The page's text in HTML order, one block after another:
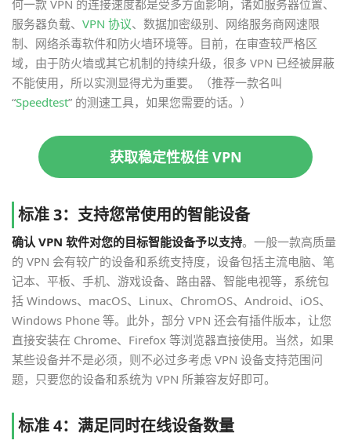
何一款 VPN 的连接速度都是受多方面影响，诸如服务器位置、
服务器负载、 VPN 协议、数据加密级别、网络服务商网速限
制、网络杀毒软件和防火墙环境等。目前，在审查较严格区
域，由于防火墙或其它机制的持续升级，很多 VPN 已经被屏蔽
不能使用，所以实测显得尤为重要。（推荐一款名叫
“Speedtest” 的测速工具，如果您需要的话。）
获取稳定性极佳 VPN
标准 3：支持您常使用的智能设备
确认 VPN 软件对您的目标智能设备予以支持。一般一款高质量
的 VPN 会有较广的设备和系统支持度，设备包括主流电脑、笔
记本、平板、手机、游戏设备、路由器、智能电视等，系统包
括 Windows、macOS、Linux、ChromOS、Android、iOS、
Windows Phone 等。此外，部分 VPN 还会有插件版本，让您
直接安装在 Chrome、Firefox 等浏览器直接使用。当然，如果
某些设备并不是必须，则不必过多考虑 VPN 设备支持范围问
题，只要您的设备和系统为 VPN 所兼容友好即可。
标准 4：满足同时在线设备数量